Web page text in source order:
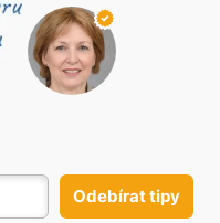
Odebírat tipy